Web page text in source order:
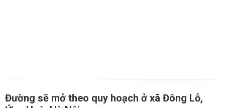
Đường sẽ mở theo quy hoạch ở xã Đông Lỗ,